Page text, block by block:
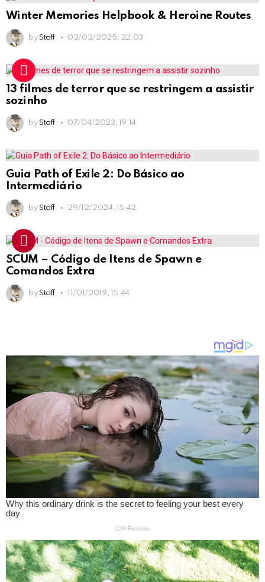
Winter Memories Helpbook & Heroine Routes
by Staff 02/02/2025, 22:03
13 filmes de terror que se restringem a assistir
sozinho
by Staff 07/04/2023, 19:14
Guia Path of Exile 2: Do Básico ao
Intermediário
by Staff 29/12/2024, 15:42
SCUM – Código de Itens de Spawn e
Comandos Extra
by Staff 11/01/2019, 15:44